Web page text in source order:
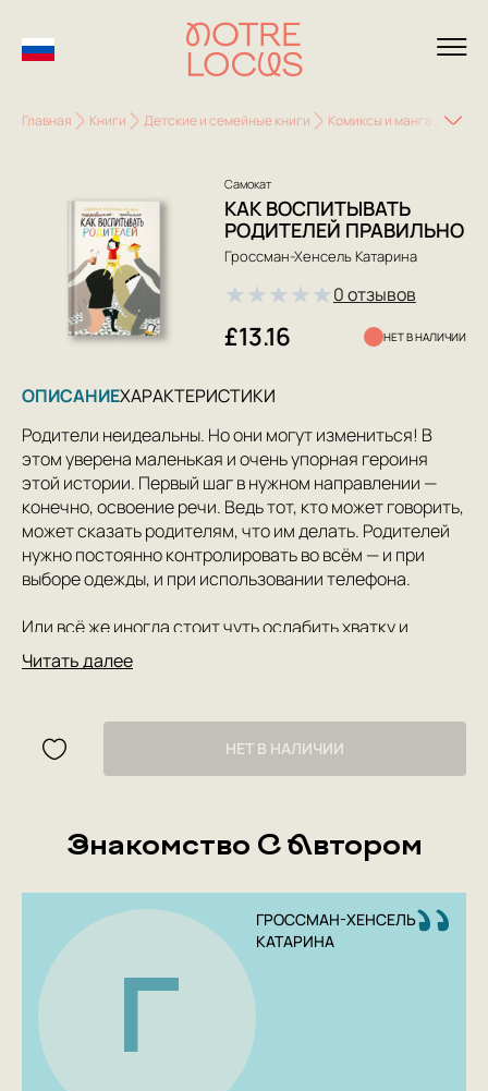
Главная Книги Детские и семейные книги Комиксы и манга для
Самокат
КАК ВОСПИТЫВАТЬ
РОДИТЕЛЕЙ ПРАВИЛЬНО
Гроссман-Хенсель Катарина
★★★★★0 отзывов
£13.16 НЕТ В НАЛИЧИИ
ОПИСАНИЕХАРАКТЕРИСТИКИ
Родители неидеальны. Но они могут измениться! В
этом уверена маленькая и очень упорная героиня
этой истории. Первый шаг в нужном направлении —
конечно, освоение речи. Ведь тот, кто может говорить,
может сказать родителям, что им делать. Родителей
нужно постоянно контролировать во всём — и при
выборе одежды, и при использовании телефона.
Или всё же иногда стоит чуть ослабить хватку и
почаще их целовать?
Читать далее
НЕТ В НАЛИЧИИ
Знакомство С Автором
Г
ГРОССМАН-ХЕНСЕЛЬ
КАТАРИНА